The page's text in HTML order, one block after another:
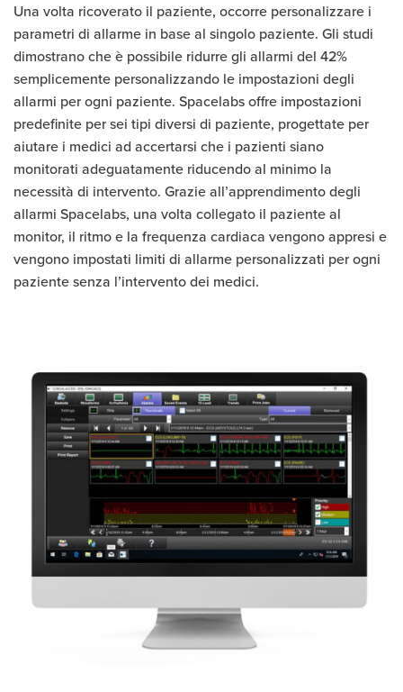
Una volta ricoverato il paziente, occorre personalizzare i
parametri di allarme in base al singolo paziente. Gli studi
dimostrano che è possibile ridurre gli allarmi del 42%
semplicemente personalizzando le impostazioni degli
allarmi per ogni paziente. Spacelabs offre impostazioni
predefinite per sei tipi diversi di paziente, progettate per
aiutare i medici ad accertarsi che i pazienti siano
monitorati adeguatamente riducendo al minimo la
necessità di intervento. Grazie all’apprendimento degli
allarmi Spacelabs, una volta collegato il paziente al
monitor, il ritmo e la frequenza cardiaca vengono appresi e
vengono impostati limiti di allarme personalizzati per ogni
paziente senza l’intervento dei medici.